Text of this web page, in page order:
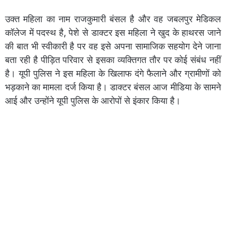
उक्त महिला का नाम राजकुमारी बंसल है और वह जबलपुर मेडिकल
कॉलेज में पदस्थ है, पेशे से डाक्टर इस महिला ने खुद के हाथरस जाने
की बात भी स्वीकारी है पर वह इसे अपना सामाजिक सहयोग देने जाना
बता रही है पीड़ित परिवार से इसका व्यक्तिगत तौर पर कोई संबंध नहीं
है। यूपी पुलिस ने इस महिला के खिलाफ दंगे फैलाने और ग्रामीणों को
भड़काने का मामला दर्ज किया है। डाक्टर बंसल आज मीडिया के सामने
आई और उन्होंने यूपी पुलिस के आरोपों से इंकार किया है।